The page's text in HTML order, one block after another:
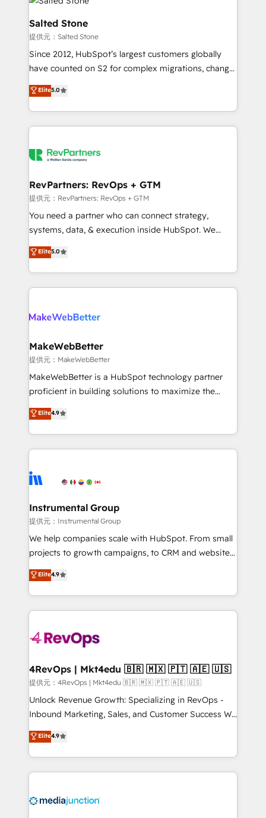
multi-region migrations to AI-powered automation,
we turn complexity into clarity, human at global
scale. 🏆 HubSpot’s CEO called us “the partner of the
future.” Others agree it is proof of trust built through
measurable impact.
Salted Stone
提供元：Salted Stone
Since 2012, HubSpot’s largest customers globally
have counted on S2 for complex migrations, change
management, systems integration, and creative
solutions that deliver measurable impact and
transform brand experiences As one of the few full-
service creative agencies in the HubSpot
winning design to build scalable, globally
marketing campaigns, & RevOps frameworks that
fuel long-term success We connect the entire
customer lifecycle through seamless integrations,
ensure long-term adoption with change-
and service to drive sustainable growth With 6 key
HubSpot accreditations and experience across
Elite5.0
RevPartners: RevOps + GTM
提供元：RevPartners: RevOps + GTM
You need a partner who can connect strategy,
systems, data, & execution inside HubSpot. We
bridge the gap where most agencies fall short by
combining GTM strategy with technical execution to
solve the right problem with the right solution. As the
only firm in the world to hold Elite Partner
clients gain a unique advantage in CRM architecture,
market execution. Why B2B Businesses Choose RP: -
Secure: Soc2 compliant 🛡️ - Pricing: Implementations
starting at $1,5k 💵 - Speed: Launch in 14 days ⚡ -
Global: 75+ RPers across five continents 🌐 - Scale:
HubSpot Partner 🪴 - Sales Hub: More
implementations than any other Partner 💻 -
agency for an Ops problem. Don't hire a technical
agency for a growth problem. Hire a partner built to
Elite5.0
MakeWebBetter
提供元：MakeWebBetter
MakeWebBetter is a HubSpot technology partner
proficient in building solutions to maximize the
operational efficiency of HubSpot. The fastest-
growing tech-enabler & facilitator, MakeWebBetter,
hands you the blend of HubSpot expertise &
eminent solutions & integrations. Trust us to
Elite Partners with 10+ years of HubSpot experience
Premier Partner 2023 🌟5 HubSpot Accreditations 🌟
Won HubSpot Theme Challenge 2021 🌟INBOUND’19
HubSpot Rising Star Why us? Harnessing the full
potential of the powerful HubSpot CRM. ✔️A team of
HubSpot experience ✔️Flexible pricing models —
Hourly-fee (assigned one Dedicated HubSpot
requirement). ✔️Helped over 25,000+ customers so
far with our HubSpot solutions. ✔️Bespoke apps &
on-demand bundle services. Connect with us today!
Elite4.9
Instrumental Group
提供元：Instrumental Group
We help companies scale with HubSpot. From small
projects to growth campaigns, to CRM and websites.
Hire an agency that's experienced in every inch of
HubSpot and willing to work hand-in-hand with your
team to simplify the complex and build a better
experience for your team and customers.
Elite4.9
4RevOps | Mkt4edu 🇧🇷 🇲🇽 🇵🇹 🇦🇪 🇺🇸
提供元：4RevOps | Mkt4edu 🇧🇷 🇲🇽 🇵🇹 🇦🇪 🇺🇸
Unlock Revenue Growth: Specializing in RevOps -
Inbound Marketing, Sales, and Customer Success We
specialize in driving revenue growth for companies
across industries through tailored marketing, sales,
and customer success strategies, utilizing RevOps
methodologies. As Latin America's largest HubSpot
offer unparalleled insights. Operating in five
Elite4.9